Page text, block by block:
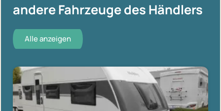
andere Fahrzeuge des Händlers
Alle anzeigen